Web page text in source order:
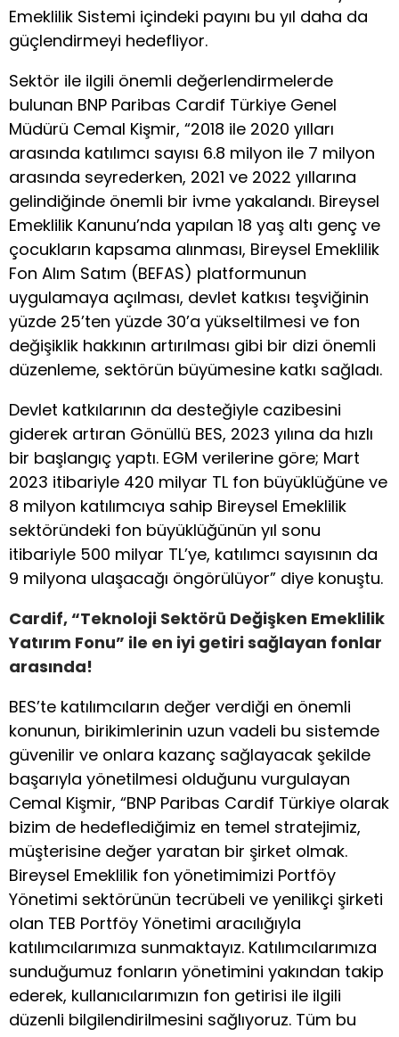
Emeklilik Sistemi içindeki payını bu yıl daha da
güçlendirmeyi hedefliyor.
Sektör ile ilgili önemli değerlendirmelerde
bulunan BNP Paribas Cardif Türkiye Genel
Müdürü Cemal Kişmir, “2018 ile 2020 yılları
arasında katılımcı sayısı 6.8 milyon ile 7 milyon
arasında seyrederken, 2021 ve 2022 yıllarına
gelindiğinde önemli bir ivme yakalandı. Bireysel
Emeklilik Kanunu’nda yapılan 18 yaş altı genç ve
çocukların kapsama alınması, Bireysel Emeklilik
Fon Alım Satım (BEFAS) platformunun
uygulamaya açılması, devlet katkısı teşviğinin
yüzde 25’ten yüzde 30’a yükseltilmesi ve fon
değişiklik hakkının artırılması gibi bir dizi önemli
düzenleme, sektörün büyümesine katkı sağladı.
Devlet katkılarının da desteğiyle cazibesini
giderek artıran Gönüllü BES, 2023 yılına da hızlı
bir başlangıç yaptı. EGM verilerine göre; Mart
2023 itibariyle 420 milyar TL fon büyüklüğüne ve
8 milyon katılımcıya sahip Bireysel Emeklilik
sektöründeki fon büyüklüğünün yıl sonu
itibariyle 500 milyar TL’ye, katılımcı sayısının da
9 milyona ulaşacağı öngörülüyor” diye konuştu.
Cardif,“Teknoloji Sektörü Değişken Emeklilik
Yatırım Fonu” ile en iyi getiri sağlayan fonlar
arasında!
BES’te katılımcıların değer verdiği en önemli
konunun, birikimlerinin uzun vadeli bu sistemde
güvenilir ve onlara kazanç sağlayacak şekilde
başarıyla yönetilmesi olduğunu vurgulayan
Cemal Kişmir, “BNP Paribas Cardif Türkiye olarak
bizim de hedeflediğimiz en temel stratejimiz,
müşterisine değer yaratan bir şirket olmak.
Bireysel Emeklilik fon yönetimimizi Portföy
Yönetimi sektörünün tecrübeli ve yenilikçi şirketi
olan TEB Portföy Yönetimi aracılığıyla
katılımcılarımıza sunmaktayız. Katılımcılarımıza
sunduğumuz fonların yönetimini yakından takip
ederek, kullanıcılarımızın fon getirisi ile ilgili
düzenli bilgilendirilmesini sağlıyoruz. Tüm bu